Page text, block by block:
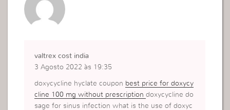
valtrex cost india
3 Agosto 2022 às 19:35
doxycycline hyclate coupon best price for doxycy
cline 100 mg without prescriptiondoxycycline do
sage for sinus infection what is the use of doxyc